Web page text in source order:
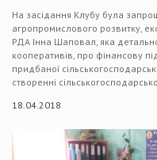
На засідання Клубу була
агропромислового розвитку,
РДА Інна Шаповал, яка
кооперативів, про фінансову
придбаної
створенні
18.04.2018